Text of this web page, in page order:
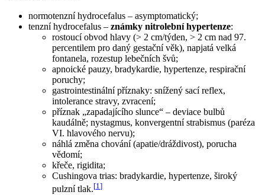
normotenzní hydrocefalus – asymptomatický;
tenzní hydrocefalus – známky nitrolební hypertenze:
rostoucí obvod hlavy (> 2 cm/týden, > 2 cm nad 97.
percentilem pro daný gestační věk), napjatá velká
fontanela, rozestup lebečních švů;
apnoické pauzy, bradykardie, hypertenze, respirační
poruchy;
gastrointestinální příznaky: snížený sací reflex,
intolerance stravy, zvracení;
příznak „zapadajícího slunce“ – deviace bulbů
kaudálně; nystagmus, konvergentní strabismus (paréza
VI. hlavového nervu);
náhlá změna chování (apatie/dráždivost), porucha
vědomí;
křeče, rigidita;
Cushingova trias: bradykardie, hypertenze, široký
pulzní tlak.[1]